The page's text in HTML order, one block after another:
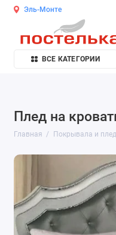
Эль-Монте
ВСЕ КАТЕГОРИИ
Плед на
Главная Покрывала и